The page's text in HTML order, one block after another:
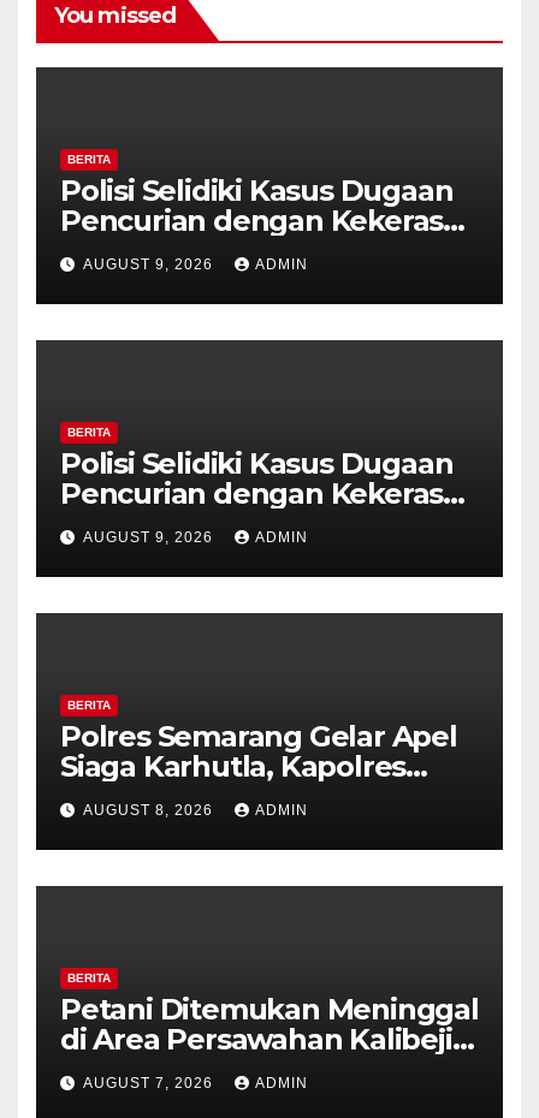
You missed
BERITA
Polisi Selidiki Kasus Dugaan
Pencurian dengan Kekerasan
di Counter HP Royal Phone
Ambarawa.
AUGUST 9, 2026 ADMIN
BERITA
Polisi Selidiki Kasus Dugaan
Pencurian dengan Kekerasan
di Counter HP Royal Phone
Ambarawa.
AUGUST 9, 2026 ADMIN
BERITA
Polres Semarang Gelar Apel
Siaga Karhutla, Kapolres
Tekankan Sinergi dan
Kesiapsiagaan Hadapi Musim
Kemarau.
AUGUST 8, 2026 ADMIN
BERITA
Petani Ditemukan Meninggal
di Area Persawahan Kalibeji,
Polisi Pastikan Tidak Ada
Tanda Kekerasan
AUGUST 7, 2026 ADMIN